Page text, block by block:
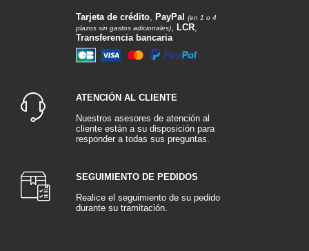
Tarjeta de crédito, PayPal
(en 1 o 4
plazos sin gastos adicionales), LCR,
Transferencia bancaria
ATENCIÓN AL CLIENTE
Nuestros asesores de atención al
cliente están a su disposición para
responder a todas sus preguntas.
SEGUIMIENTO DE PEDIDOS
Realice el seguimiento de su pedido
durante su tramitación.